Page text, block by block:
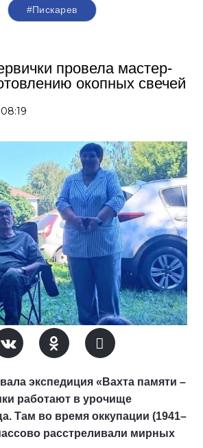
#Пискарев
провела мастер-
окопных свечей
08:19
экспедиция «Вахта памяти –
работают в урочище
Там во время оккупации (1941–
расстреливали мирных